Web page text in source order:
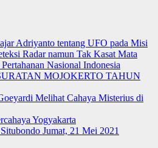
Adriyanto tentang UFO pada Misi
Radar namun Tak Kasat Mata
Nasional Indonesia
MOJOKERTO TAHUN
Melihat Cahaya Misterius di
Yogyakarta
Jumat, 21 Mei 2021